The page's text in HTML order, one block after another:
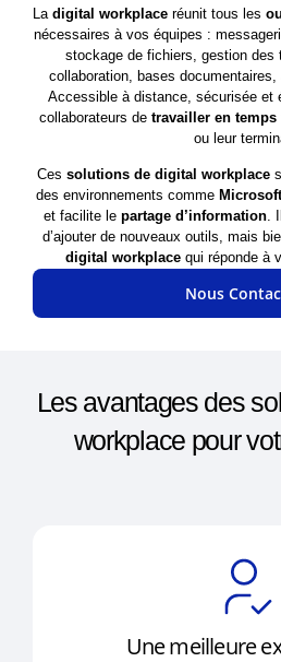
La digital workplace réunit tous les
nécessaires à vos équipes :
stockage de fichiers, gestion des
collaboration, bases
Accessible à distance, sécurisée et
collaborateurs de travailler en temps
ou leur
Ces solutions de digital workplace
des environnements comme
et facilite le partage d’information.
d’ajouter de nouveaux outils, mais
digital workplacequi réponde à
Nous
Les avantages des
workplace pour
Une meilleure